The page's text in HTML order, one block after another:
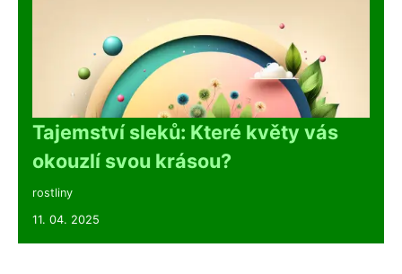
Tajemství sleků: Které květy vás
okouzlí svou krásou?
rostliny
11. 04. 2025